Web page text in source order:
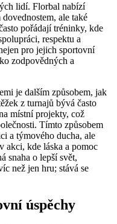
lidí. Florbal nabízí
ale také
pořádají tréninky, kde
respektu a
pro jejich sportovní
zodpovědných a
je dalším způsobem, jak
z turnajů bývá často
místní projekty, což
Tímto způsobem
a týmového ducha, ale
akci, kde láska a pomoc
snaha o lepší svět,
než jen hru; stává se
úspěchy